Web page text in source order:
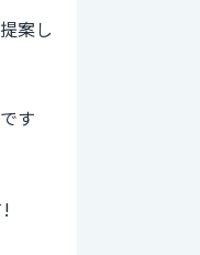
案し
す
!